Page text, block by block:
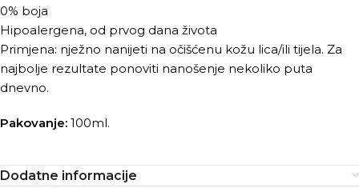
0% boja
Hipoalergena, od prvog dana života
Primjena: nježno nanijeti na očišćenu kožu lica/ili tijela. Za
najbolje rezultate ponoviti nanošenje nekoliko puta
dnevno.
Pakovanje: 100ml.
Dodatne informacije